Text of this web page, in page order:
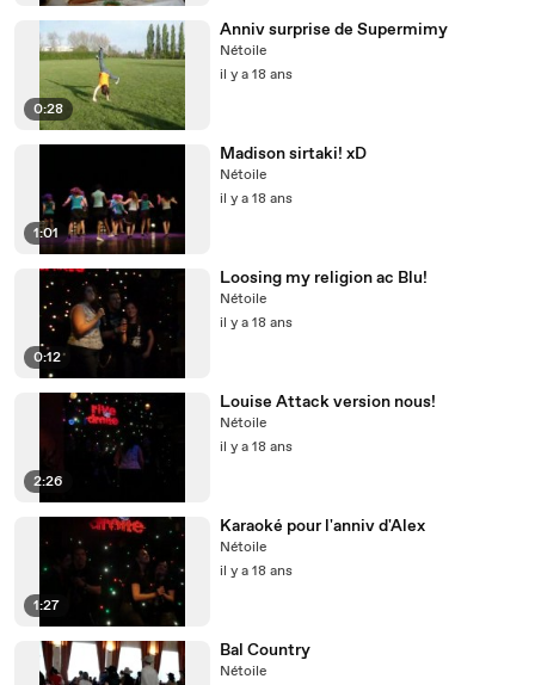
0:28
Anniv surprise de Supermimy
Nétoile
il y a 18 ans
1:01
Madison sirtaki! xD
Nétoile
il y a 18 ans
0:12
Loosing my religion ac Blu!
Nétoile
il y a 18 ans
2:26
Louise Attack version nous!
Nétoile
il y a 18 ans
1:27
Karaoké pour l'anniv d'Alex
Nétoile
il y a 18 ans
Bal Country
Nétoile